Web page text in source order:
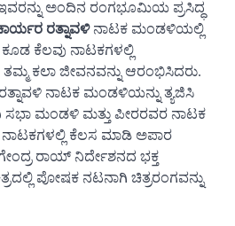
ಅಂದಿನ ರಂಗಭೂಮಿಯ ಪ್ರಸಿದ್ಧ
ರತ್ನಾವಳಿನಾಟಕ ಮಂಡಳಿಯಲ್ಲಿ
ಕೆಲವು ನಾಟಕಗಳಲ್ಲಿ
ಕಲಾ ಜೀವನವನ್ನು ಆರಂಭಿಸಿದರು.
ನಾಟಕ ಮಂಡಳಿಯನ್ನು ತ್ಯಜಿಸಿ
ಮಂಡಳಿ ಮತ್ತು ಪೀರರವರ ನಾಟಕ
ಕೆಲಸ ಮಾಡಿ ಅಪಾರ
ರಾಯ್ ನಿರ್ದೇಶನದ ಭಕ್ತ
ಪೋಷಕ ನಟನಾಗಿ ಚಿತ್ರರಂಗವನ್ನು